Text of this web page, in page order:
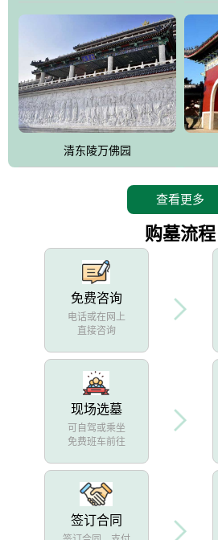
用全仿古式建筑，寻求与世界文化遗产
区建设中寻求陵园建设与景区建设的有机
的地形优势，打造现代艺术园林，建设
合服务设施，服务于陵园经营，使企业
托、相互促进，园区绿化覆盖率达90%。
设计建造各种墓地墓位3万个；主体建筑
能适应不同消费阶层的需求，为客户提供
清东陵万佛园
查看更多
购墓流程
免费咨询
电话或在网上
直接咨询
现场选墓
可自驾或乘坐
免费班车前往
签订合同